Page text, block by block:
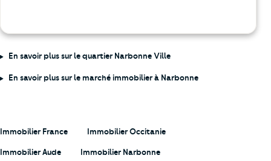
En savoir plus sur le quartier Narbonne Ville
En savoir plus sur le marché immobilier à Narbonne
Immobilier France Immobilier Occitanie
Immobilier Aude Immobilier Narbonne